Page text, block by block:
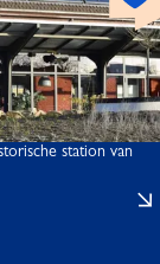
l
f
t
o
t
s
p
o
t
station van